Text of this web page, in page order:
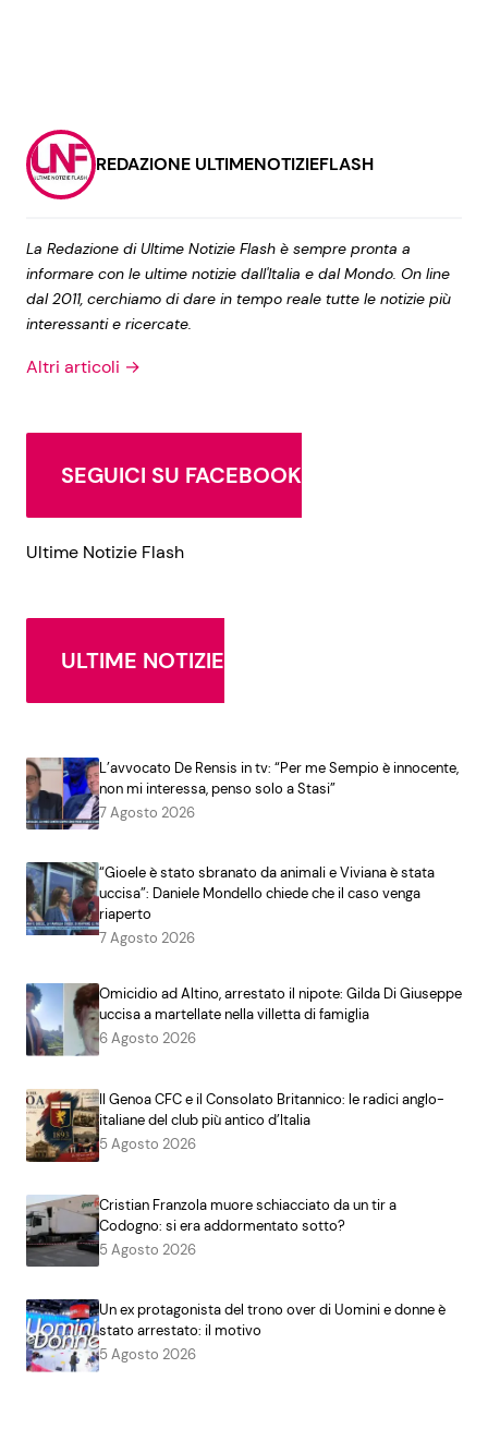
REDAZIONE ULTIMENOTIZIEFLASH
La Redazione di Ultime Notizie Flash è sempre pronta a
informare con le ultime notizie dall'Italia e dal Mondo. On line
dal 2011, cerchiamo di dare in tempo reale tutte le notizie più
interessanti e ricercate.
Altri articoli →
SEGUICI SU FACEBOOK
Ultime Notizie Flash
ULTIME NOTIZIE
L’avvocato De Rensis in tv: “Per me Sempio è innocente,
non mi interessa, penso solo a Stasi”
7 Agosto 2026
“Gioele è stato sbranato da animali e Viviana è stata
uccisa”: Daniele Mondello chiede che il caso venga
riaperto
7 Agosto 2026
Omicidio ad Altino, arrestato il nipote: Gilda Di Giuseppe
uccisa a martellate nella villetta di famiglia
6 Agosto 2026
Il Genoa CFC e il Consolato Britannico: le radici anglo-
italiane del club più antico d’Italia
5 Agosto 2026
Cristian Franzola muore schiacciato da un tir a
Codogno: si era addormentato sotto?
5 Agosto 2026
Un ex protagonista del trono over di Uomini e donne è
stato arrestato: il motivo
5 Agosto 2026